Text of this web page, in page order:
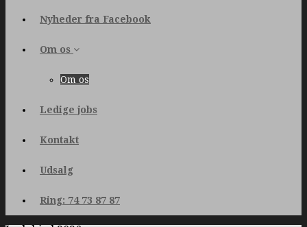
Nyheder fra Facebook
Om os
Om os
Ledige jobs
Kontakt
Udsalg
Ring: 74 73 87 87